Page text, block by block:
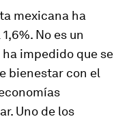
mexicana ha
No es un
impedido que se
bienestar con el
Uno de los